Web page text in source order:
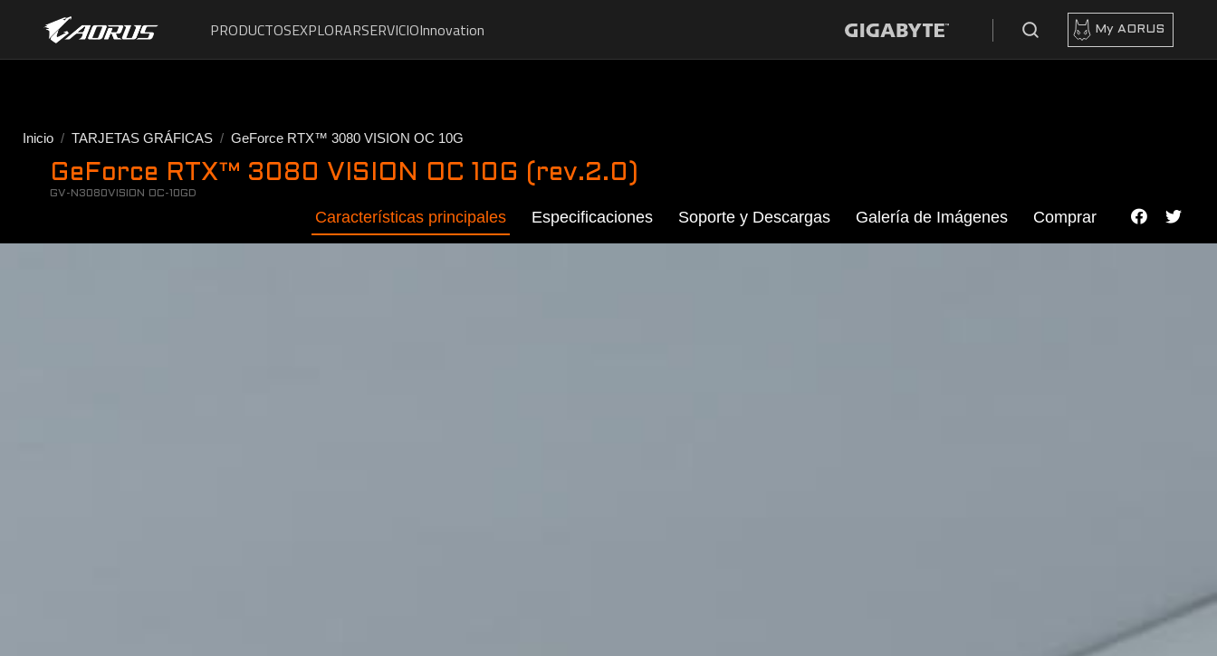
PRODUCTOSEXPLORARSERVICIOInnovation My AORUS
Inicio TARJETAS GRÁFICAS GeForce RTX™ 3080 VISION OC 10G
GeForce RTX™ 3080 VISION OC 10G (rev.2.0)
GV-N3080VISION OC-10GD
Características principales Especificaciones Soporte y Descargas Galería de Imágenes Comprar